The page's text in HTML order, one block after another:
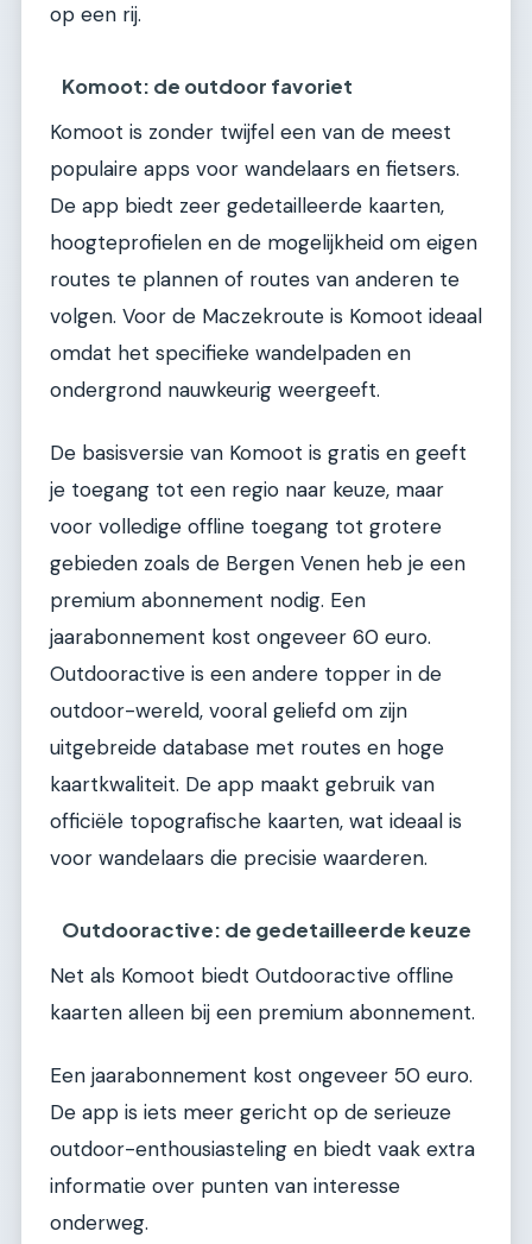
op een rij.
Komoot: de outdoor favoriet
Komoot is zonder twijfel een van de meest
populaire apps voor wandelaars en fietsers.
De app biedt zeer gedetailleerde kaarten,
hoogteprofielen en de mogelijkheid om eigen
routes te plannen of routes van anderen te
volgen. Voor de Maczekroute is Komoot ideaal
omdat het specifieke wandelpaden en
ondergrond nauwkeurig weergeeft.
De basisversie van Komoot is gratis en geeft
je toegang tot een regio naar keuze, maar
voor volledige offline toegang tot grotere
gebieden zoals de Bergen Venen heb je een
premium abonnement nodig. Een
jaarabonnement kost ongeveer 60 euro.
Outdooractive is een andere topper in de
outdoor-wereld, vooral geliefd om zijn
uitgebreide database met routes en hoge
kaartkwaliteit. De app maakt gebruik van
officiële topografische kaarten, wat ideaal is
voor wandelaars die precisie waarderen.
Outdooractive: de gedetailleerde keuze
Net als Komoot biedt Outdooractive offline
kaarten alleen bij een premium abonnement.
Een jaarabonnement kost ongeveer 50 euro.
De app is iets meer gericht op de serieuze
outdoor-enthousiasteling en biedt vaak extra
informatie over punten van interesse
onderweg.